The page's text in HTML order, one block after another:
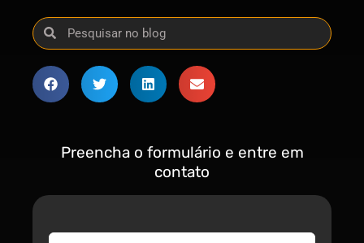
Preencha o formulário e entre em
contato